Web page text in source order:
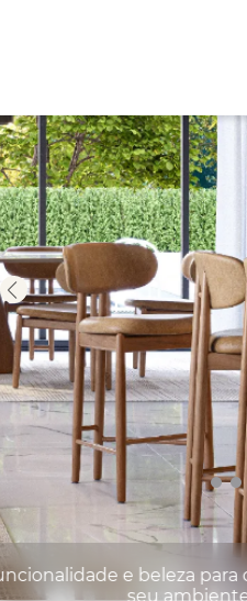
01
e beleza para o
seu ambiente.